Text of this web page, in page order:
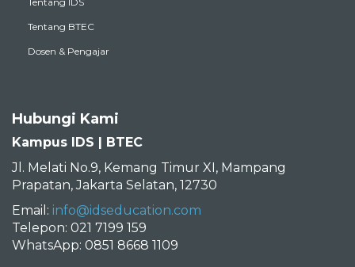
Tentang BTEC
Dosen & Pengajar
Hubungi Kami
Kampus IDS | BTEC
Jl. Melati No.9, Kemang Timur XI, Mampang
Prapatan, Jakarta Selatan, 12730
Email: info@idseducation.com
Telepon: 021 7199 159
WhatsApp: 0851 8668 1109